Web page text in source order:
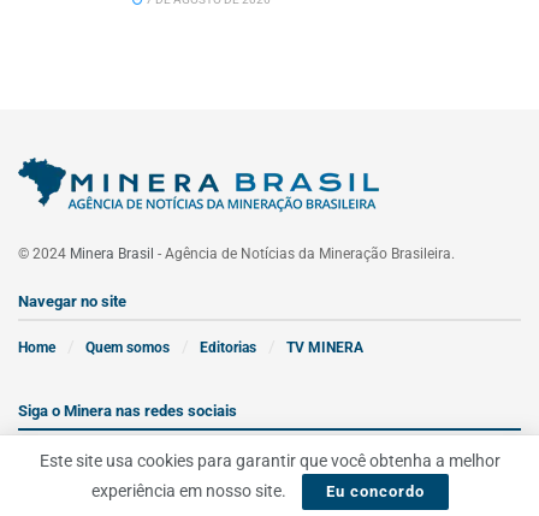
© 2024 Minera Brasil - Agência de Notícias da Mineração Brasileira.
Navegar no site
Home Quem somos Editorias TV MINERA
Siga o Minera nas redes sociais
Este site usa cookies para garantir que você obtenha a melhor
experiência em nosso site.
Eu concordo